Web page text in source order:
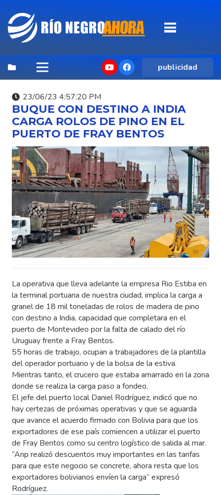
publicidad
23/06/23 4:57:20 PM
BUQUE CON DESTINO A INDIA
CARGA ROLOS DE PINO EN EL
PUERTO DE FRAY BENTOS
La operativa que lleva adelante la empresa Rio Estiba en
la terminal portuaria de nuestra ciudad, implica la carga a
granel de 18 mil toneladas de rolos de madera de pino
con destino a India, capacidad que completara en el
puerto de Montevideo por la falta de calado del río
Uruguay frente a Fray Bentos.
55 horas de trabajo, ocupan a trabajadores de la plantilla
del operador portuario y de la bolsa de la estiva.
Mientras tanto, el crucero que estaba amarrado en la zona
donde se realiza la carga paso a fondeo.
El jefe del puerto local Daniel Rodríguez, indicó que no
hay certezas de próximas operativas y que se aguarda
que avance el acuerdo firmado con Bolivia para que los
exportadores de ese país comiencen a utilizar el puerto
de Fray Bentos como su centro logístico de salida al mar.
“Anp realizó descuentos muy importantes en las tarifas
para que este negocio se concrete, ahora resta que los
exportadores bolivianos envíen la carga” expresó
Rodríguez.